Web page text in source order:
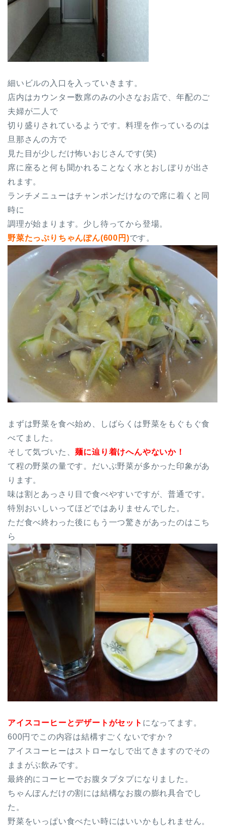
細いビルの入口を入っていきます。
店内はカウンター数席のみの小さなお店で、年配のご
夫婦が二人で
切り盛りされているようです。料理を作っているのは
旦那さんの方で
見た目が少しだけ怖いおじさんです(笑)
席に座ると何も聞かれることなく水とおしぼりが出さ
れます。
ランチメニューはチャンポンだけなので席に着くと同
時に
調理が始まります。少し待ってから登場。
野菜たっぷりちゃんぽん(600円)です。
まずは野菜を食べ始め、しばらくは野菜をもぐもぐ食
べてました。
そして気づいた、麺に辿り着けへんやないか！
て程の野菜の量です。だいぶ野菜が多かった印象があ
ります。
味は割とあっさり目で食べやすいですが、普通です。
特別おいしいってほどではありませんでした。
ただ食べ終わった後にもう一つ驚きがあったのはこち
ら
アイスコーヒーとデザートがセット になってます。
600円でこの内容は結構すごくないですか？
アイスコーヒーはストローなしで出てきますのでその
ままがぶ飲みです。
最終的にコーヒーでお腹タプタプになりました。
ちゃんぽんだけの割には結構なお腹の膨れ具合でし
た。
野菜をいっぱい食べたい時にはいいかもしれません。